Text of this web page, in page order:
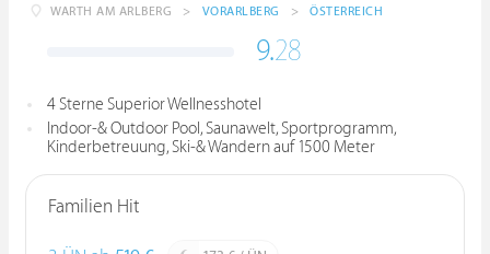
WARTH AM ARLBERG > VORARLBERG > ÖSTERREICH
9.28
4 Sterne Superior Wellnesshotel
Indoor-& Outdoor Pool, Saunawelt, Sportprogramm,
Kinderbetreuung, Ski-& Wandern auf 1500 Meter
Familien Hit